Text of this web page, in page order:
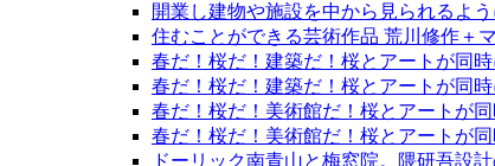
開業し建物や施設を中から見られるよ
住むことができる芸術作品 荒川修作＋
春だ！桜だ！建築だ！桜とアートが同
春だ！桜だ！建築だ！桜とアートが同
春だ！桜だ！美術館だ！桜とアートが
春だ！桜だ！美術館だ！桜とアートが
ドーリック南青山と梅窓院。隈研吾設